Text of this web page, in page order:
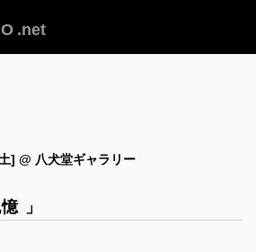
.net
] @ 八犬堂ギャラリー
」